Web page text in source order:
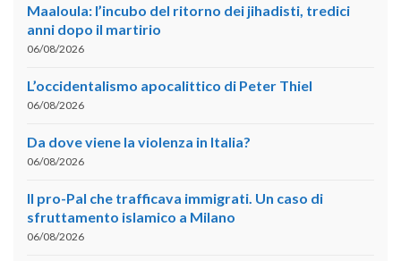
Maaloula: l’incubo del ritorno dei jihadisti, tredici
anni dopo il martirio
06/08/2026
L’occidentalismo apocalittico di Peter Thiel
06/08/2026
Da dove viene la violenza in Italia?
06/08/2026
Il pro-Pal che trafficava immigrati. Un caso di
sfruttamento islamico a Milano
06/08/2026